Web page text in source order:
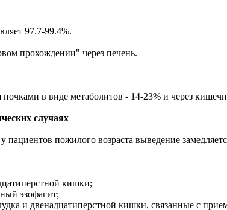
97.7-99.4%.
прохождении" через печень.
в виде метаболитов - 14-23% и через
случаях
пожилого возраста выведение
кишки;
эзофагит;
и двенадцатиперстной кишки, связанные с